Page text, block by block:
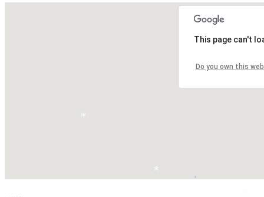
This page can't
Do you own this
*